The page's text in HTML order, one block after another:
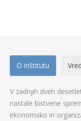
O inštitutu
V zadnjih dveh
nastale bistvene
ekonomsko in